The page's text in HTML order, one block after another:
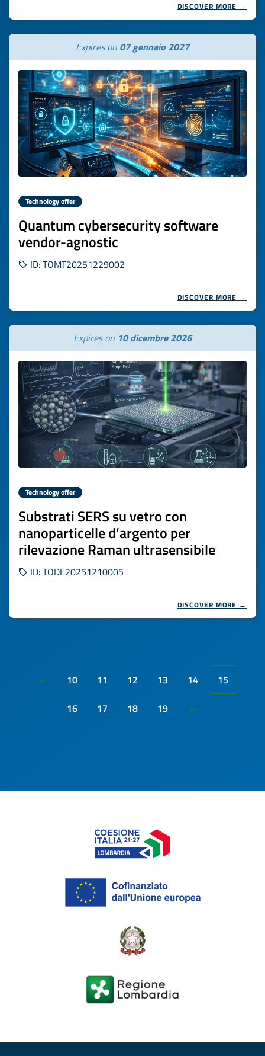
DISCOVER MORE →
Expires on 07 gennaio 2027
Technology offer
Quantum cybersecurity software
vendor-agnostic
ID: TOMT20251229002
DISCOVER MORE →
Expires on 10 dicembre 2026
Technology offer
Substrati SERS su vetro con
nanoparticelle d’argento per
rilevazione Raman ultrasensibile
ID: TODE20251210005
DISCOVER MORE →
« 10 11 12 13 14
15
16
17 18 19 »